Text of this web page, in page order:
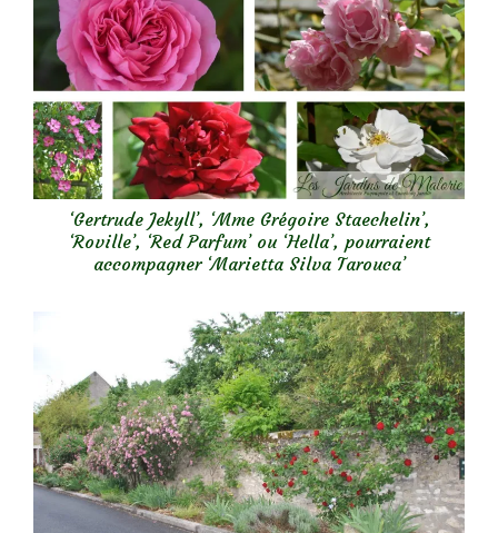
‘Gertrude Jekyll’, ‘Mme Grégoire Staechelin’,
‘Roville’, ‘Red Parfum’ ou ‘Hella’, pourraient
accompagner ‘Marietta Silva Tarouca’